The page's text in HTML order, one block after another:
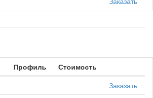
Профиль
Стоимость
Заказать